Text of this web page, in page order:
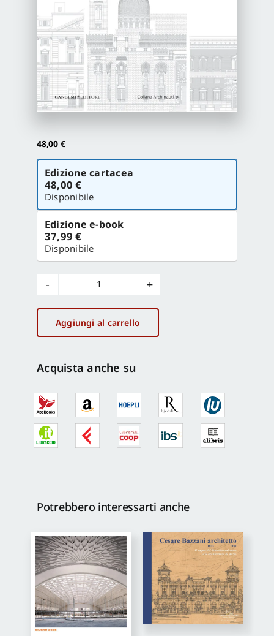
Proposte di pubblicazione
Gangemi Editore
Newsletter
48,00 €
Scegli
versione
Edizione cartacea
48,00 €
Disponibile
Edizione e-book
37,99 €
Disponibile
Costruire
in
"stile"
-
"in
style"
quantità
Aggiungi al carrello
Acquista anche su
Potrebbero interessarti anche